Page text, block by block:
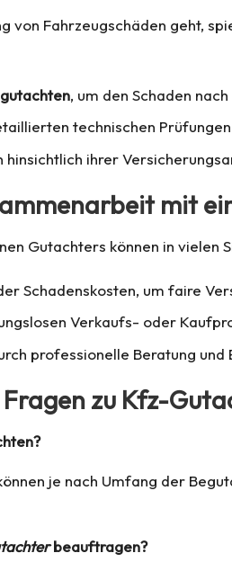
von Fahrzeugschäden geht,
, um den Schaden
technischen
hinsichtlich ihrer
mit
Gutachters können in vielen
Schadenskosten, um faire
Verkaufs- oder
professionelle Beratung und
zu Kfz-
je nach Umfang der
beauftragen?